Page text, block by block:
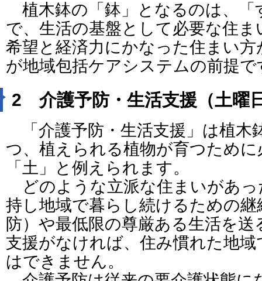
植木鉢の「鉢」となるのは、「
で、生活の基盤として必要な住
希望と経済力にかなった住まい
が地域包括ケアシステムの前提で
2 介護予防・生活支援（土曜
「介護予防・生活支援」は植木
つ、植えられる植物が育つため
「土」と例えられます。
どのような立派な住まいがあっ
持し地域で暮らし続けるための継
防）や最低限の尊厳ある生活を
支援がなければ、住み慣れた地
はできません。